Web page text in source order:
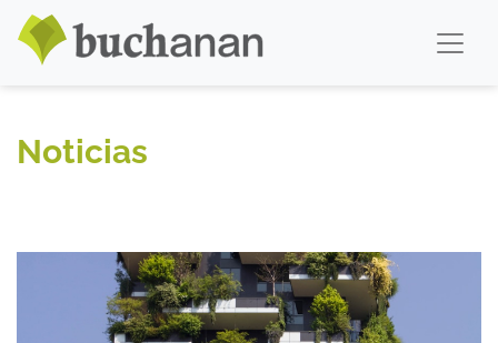
Noticias